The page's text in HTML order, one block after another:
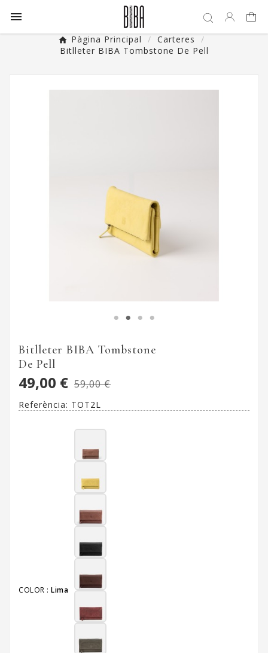

Pàgina Principal
Carteres
Bitlleter BIBA Tombstone De Pell
Bitlleter BIBA Tombstone
De Pell
49,00 € 59,00 €
Referència: TOT2L
COLOR : Lima